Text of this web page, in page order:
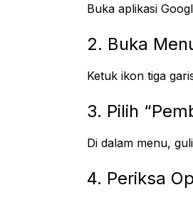
Buka aplikasi
2. Buka
Ketuk ikon tiga
3. Pilih
Di dalam menu,
4. Periksa